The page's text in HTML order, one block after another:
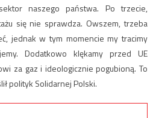
naszego państwa. Po trzecie,
się nie sprawdza. Owszem, trzeba
jednak w tym momencie my tracimy
Dodatkowo klękamy przed UE
za gaz i ideologicznie pogubioną. To
polityk Solidarnej Polski.